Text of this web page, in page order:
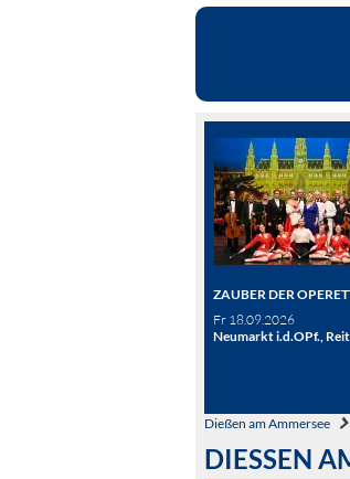
ZAUBER DER
Fr 18.09.2026
Neumarkt i.d.OPf.,
Dießen am Ammersee
DIESSEN